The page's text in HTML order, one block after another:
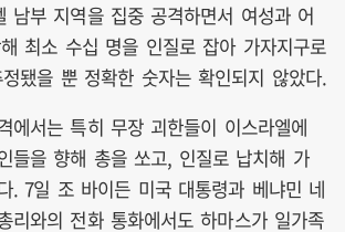
남부 지역을 집중 공격하면서 여성과 어
최소 수십 명을 인질로 잡아 가자지구로
됐을 뿐 정확한 숫자는 확인되지 않았다.
에서는 특히 무장 괴한들이 이스라엘에
들을 향해 총을 쏘고, 인질로 납치해 가
. 7일 조 바이든 미국 대통령과 베냐민 네
리와의 전화 통화에서도 하마스가 일가족